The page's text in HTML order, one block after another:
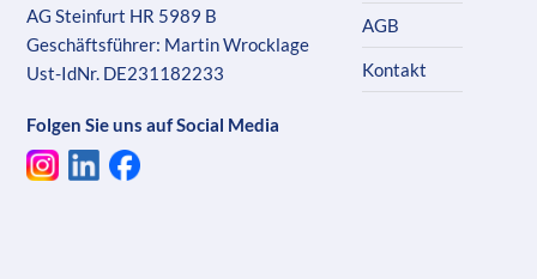
AG Steinfurt HR 5989 B
Geschäftsführer: Martin Wrocklage
Ust-IdNr. DE231182233
Folgen Sie uns auf Social Media
AGB
Kontakt